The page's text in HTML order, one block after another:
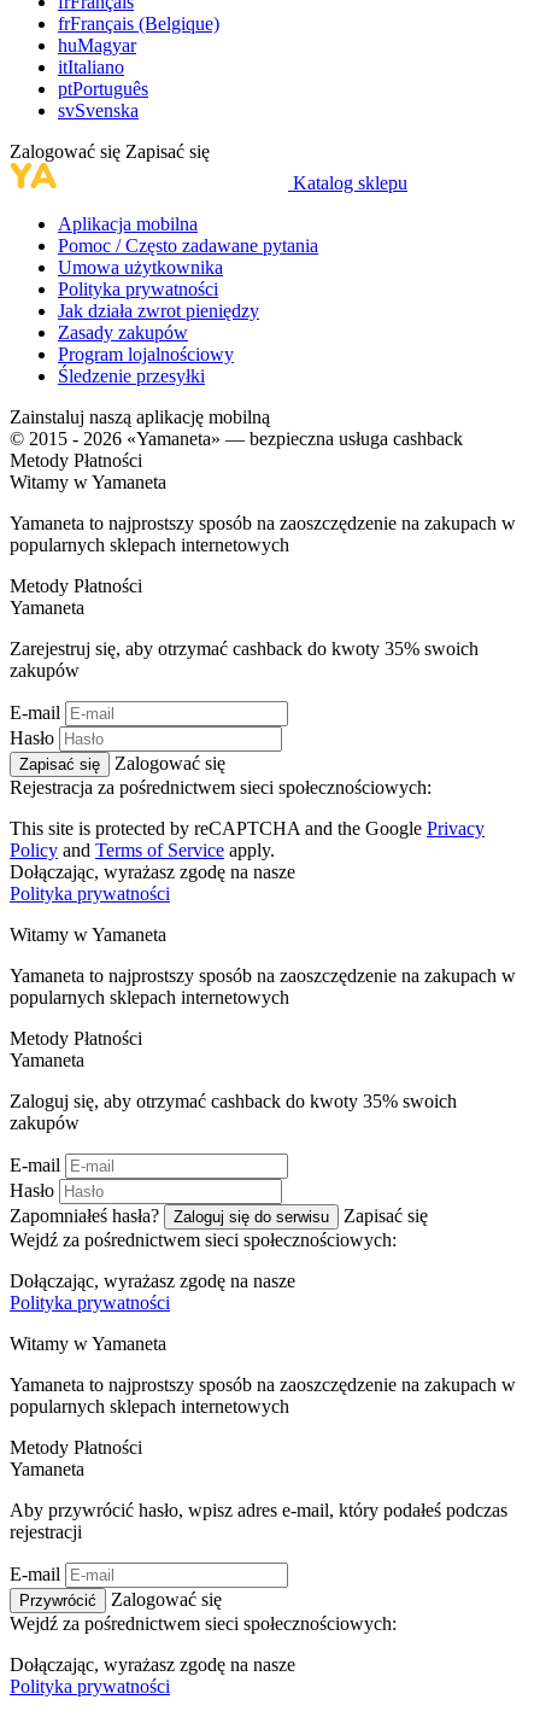
frFrançais (Belgique)
huMagyar
itItaliano
ptPortuguês
svSvenska
Zalogować się Zapisać się
Katalog sklepu
Aplikacja mobilna
Pomoc / Często zadawane pytania
Umowa użytkownika
Polityka prywatności
Jak działa zwrot pieniędzy
Zasady zakupów
Program lojalnościowy
Śledzenie przesyłki
Zainstaluj naszą aplikację mobilną
© 2015 - 2026 «Yamaneta» — bezpieczna usługa cashback
Metody Płatności
Witamy wYamaneta
Yamaneta to najprostszy sposób na zaoszczędzenie na zakupach w
popularnych sklepach internetowych
Metody Płatności
Yamaneta
Zarejestruj się, aby otrzymać cashback do kwoty 35% swoich
zakupów
E-mail
Hasło
Zapisać się
Zalogować się
Rejestracja za pośrednictwem sieci społecznościowych:
This site is protected by reCAPTCHA and the Google Privacy
Policy and Terms of Service apply.
Dołączając, wyrażasz zgodę na nasze
Polityka prywatności
Witamy wYamaneta
Yamaneta to najprostszy sposób na zaoszczędzenie na zakupach w
popularnych sklepach internetowych
Metody Płatności
Yamaneta
Zaloguj się, aby otrzymać cashback do kwoty 35% swoich
zakupów
E-mail
Hasło
Zapomniałeś hasła?
Zaloguj się do serwisu
Zapisać się
Wejdź za pośrednictwem sieci społecznościowych:
Dołączając, wyrażasz zgodę na nasze
Polityka prywatności
Witamy wYamaneta
Yamaneta to najprostszy sposób na zaoszczędzenie na zakupach w
popularnych sklepach internetowych
Metody Płatności
Yamaneta
Aby przywrócić hasło, wpisz adres e-mail, który podałeś podczas
rejestracji
E-mail
Przywrócić
Zalogować się
Wejdź za pośrednictwem sieci społecznościowych:
Dołączając, wyrażasz zgodę na nasze
Polityka prywatności